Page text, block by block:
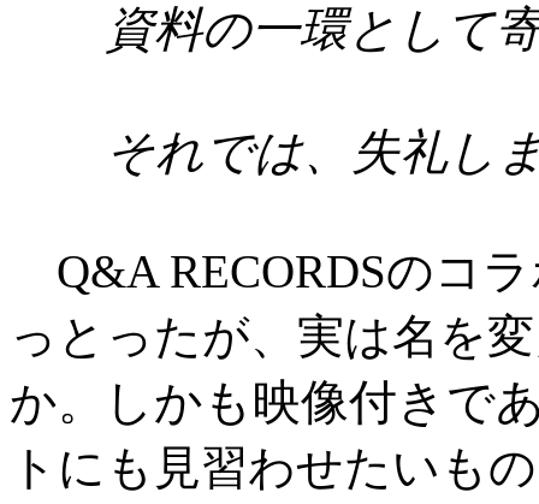
資料の一環として寄
それでは、失礼し
Q&A RECORDSのコ
っとったが、実は名を
か。
しかも映像付きで
トにも見習わせたいも